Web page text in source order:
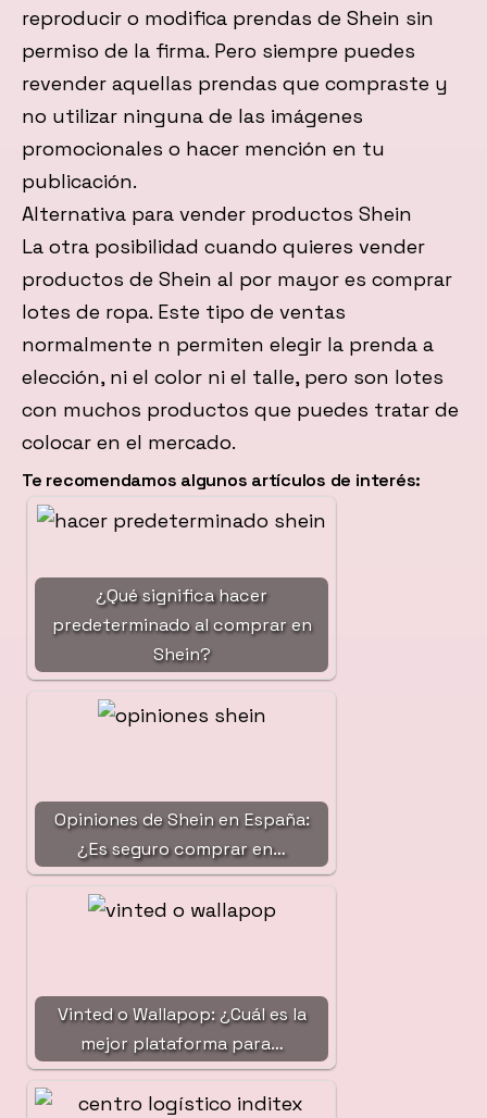
reproducir o modifica prendas de Shein sin
permiso de la firma. Pero siempre puedes
revender aquellas prendas que compraste y
no utilizar ninguna de las imágenes
promocionales o hacer mención en tu
publicación.
Alternativa para vender productos Shein
La otra posibilidad cuando quieres vender
productos de Shein al por mayor es comprar
lotes de ropa. Este tipo de ventas
normalmente n permiten elegir la prenda a
elección, ni el color ni el talle, pero son lotes
con muchos productos que puedes tratar de
colocar en el mercado.
Te recomendamos algunos artículos de interés:
¿Qué significa hacer
predeterminado al comprar en
Shein?
Opiniones de Shein en España:
¿Es seguro comprar en…
Vinted o Wallapop: ¿Cuál es la
mejor plataforma para…